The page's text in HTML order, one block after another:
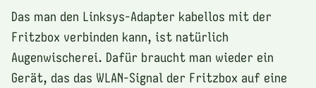
Das man den Linksys-Adapter kabellos mit der
Fritzbox verbinden kann, ist natürlich
Augenwischerei. Dafür braucht man wieder ein
Gerät, das das WLAN-Signal der Fritzbox auf eine